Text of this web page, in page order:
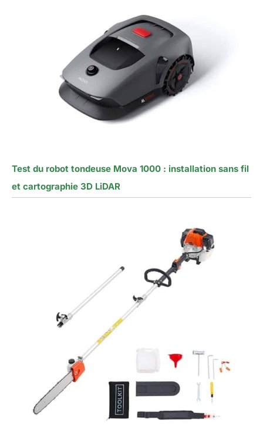
Test du robot tondeuse Mova 1000 : installation sans fil
et cartographie 3D LiDAR